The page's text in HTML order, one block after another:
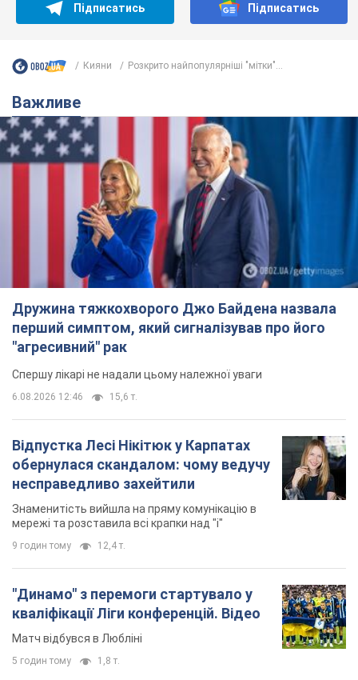
Підписатись Підписатись
Кияни Розкрито найпопулярніші "мітки"...
Важливе
Дружина тяжкохворого Джо Байдена назвала
перший симптом, який сигналізував про його
"агресивний" рак
Спершу лікарі не надали цьому належної уваги
6.08.2026 12:46 15,6 т.
Відпустка Лесі Нікітюк у Карпатах
обернулася скандалом: чому ведучу
несправедливо захейтили
Знаменитість вийшла на пряму комунікацію в
мережі та розставила всі крапки над "і"
9 годин тому 12,4 т.
"Динамо" з перемоги стартувало у
кваліфікації Ліги конференцій. Відео
Матч відбувся в Любліні
5 годин тому 1,8 т.